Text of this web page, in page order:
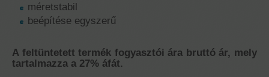
méretstabil
beépítése egyszerű
A feltüntetett termék fogyasztói ára bruttó ár, mely
tartalmazza a 27% áfát.